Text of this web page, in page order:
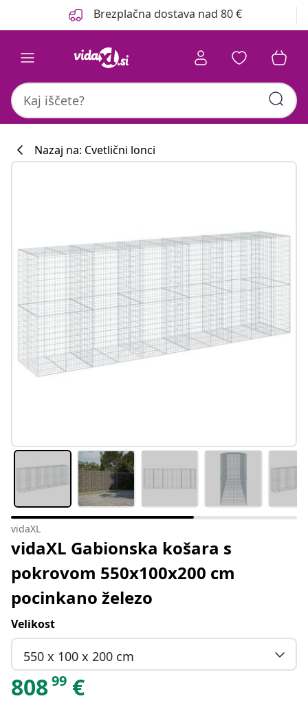
Brezplačna dostava nad 80 €
Nazaj na: Cvetlični lonci
vidaXL
vidaXL Gabionska košara s
pokrovom 550x100x200 cm
pocinkano železo
Velikost
550 x 100 x 200 cm
80899 €